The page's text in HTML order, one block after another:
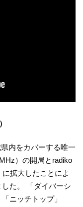
）
内をカバーする唯一
）の開局とradiko
拡大したことによ
た。 「ダイバーシ
ニッチトップ」